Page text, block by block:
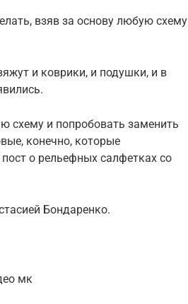
взяв за основу любую схему
и коврики, и подушки, и в
схему и попробовать заменить
конечно, которые
о рельефных салфетках со
Бондаренко.
мк